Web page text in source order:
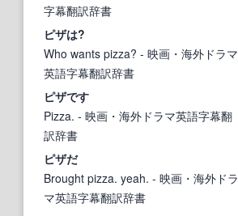
字幕翻訳辞書
ピザは?
Who wants pizza? - 映画・海外ドラマ
英語字幕翻訳辞書
ピザです
Pizza. - 映画・海外ドラマ英語字幕翻
訳辞書
ピザだ
Brought pizza. yeah. - 映画・海外ドラ
マ英語字幕翻訳辞書